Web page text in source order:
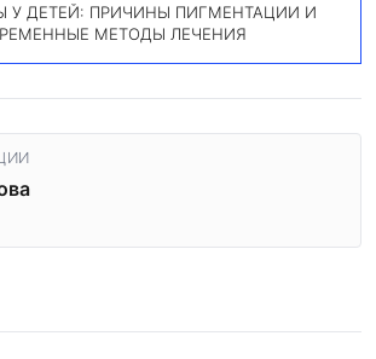
У ДЕТЕЙ: ПРИЧИНЫ ПИГМЕНТАЦИИ И
МЕТОДЫ ЛЕЧЕНИЯ